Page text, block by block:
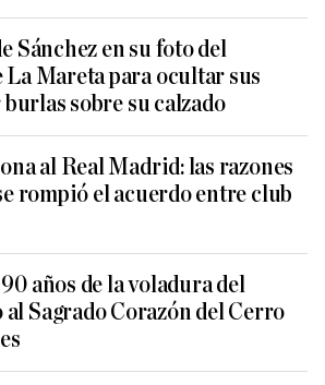
Sánchez en su foto del
La Mareta para ocultar sus
sobre su calzado
al Real Madrid: las razones
rompió el acuerdo entre club
años de la voladura del
Sagrado Corazón del Cerro